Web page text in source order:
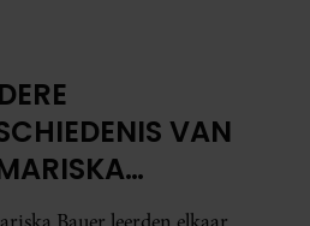
VAN
IN BED